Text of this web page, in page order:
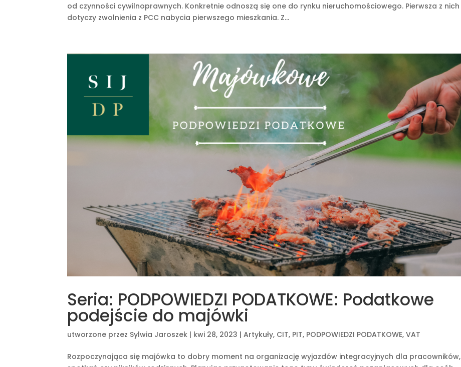
od czynności cywilnoprawnych. Konkretnie odnoszą się one do rynku nieruchomościowego. Pierwsza z nich
dotyczy zwolnienia z PCC nabycia pierwszego mieszkania. Z...
Seria: PODPOWIEDZI PODATKOWE: Podatkowe
podejście do majówki
utworzone przez Sylwia Jaroszek | kwi 28, 2023 |Artykuły, CIT, PIT, PODPOWIEDZI PODATKOWE,VAT
Rozpoczynająca się majówka to dobry moment na organizację wyjazdów integracyjnych dla pracowników,